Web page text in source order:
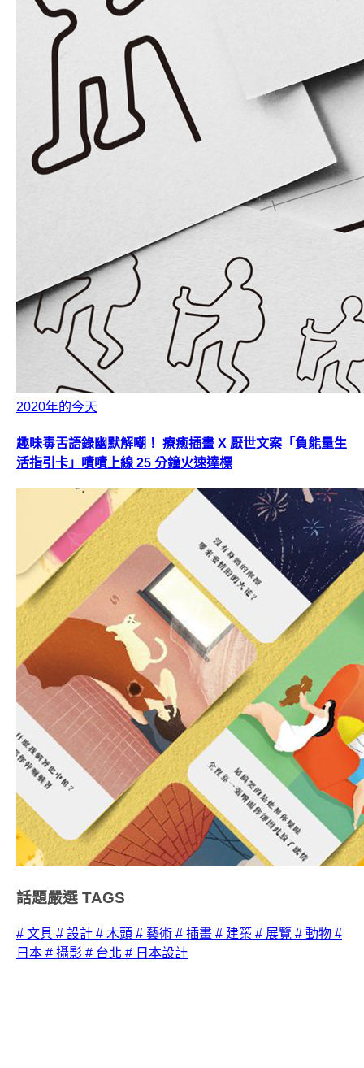
2020年的今天
趣味毒舌語錄幽默解嘲！ 療癒插畫 X 厭世文案「負能量生
活指引卡」嘖嘖上線 25 分鐘火速達標
話題嚴選 TAGS
# 文具 # 設計 # 木頭 # 藝術 # 插畫 # 建築 # 展覽 # 動物 #
日本 # 攝影 # 台北 # 日本設計